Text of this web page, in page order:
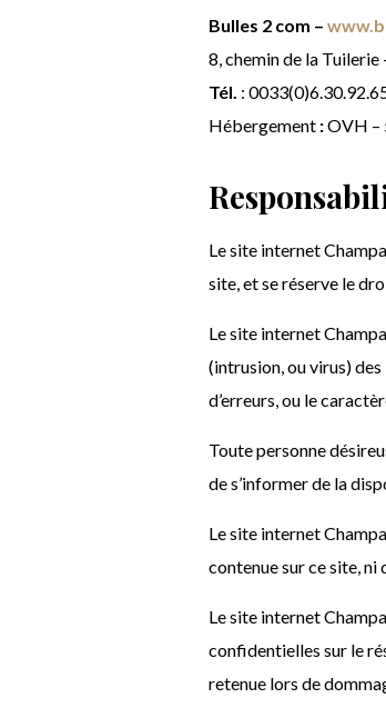
Bulles 2 com –
8, chemin de la
Tél. :
Hébergement:OVH –
Le site internet
site, et se réserve le
Le site internet
(intrusion, ou virus) des
d’erreurs, ou le
Toute personne
de s’informer de la
Le site internet
contenue sur ce site,
Le site internet
confidentielles sur le
retenue lors de